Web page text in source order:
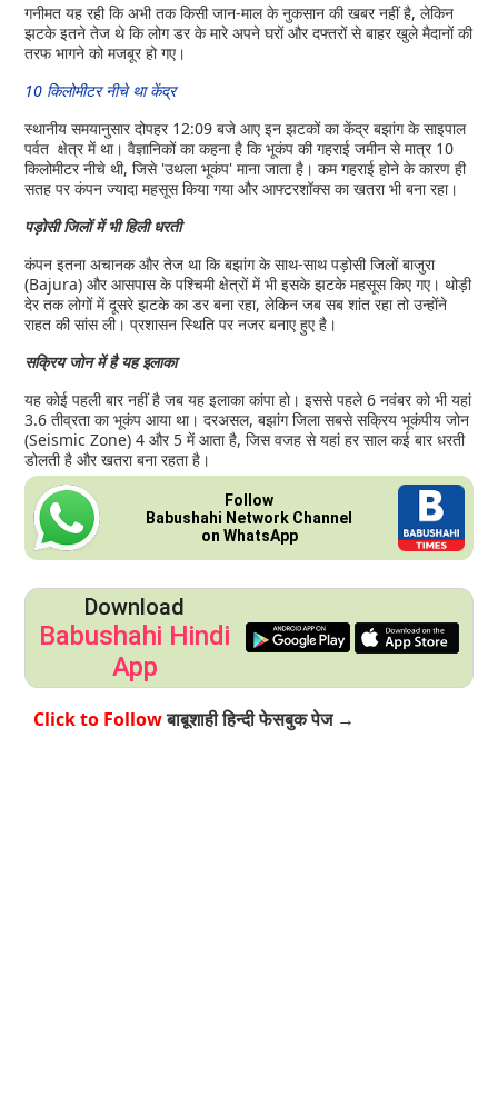
गनीमत यह रही कि अभी तक किसी जान-माल के नुकसान की खबर नहीं है, लेकिन
झटके इतने तेज थे कि लोग डर के मारे अपने घरों और दफ्तरों से बाहर खुले मैदानों की
तरफ भागने को मजबूर हो गए।
10 किलोमीटर नीचे था केंद्र
स्थानीय समयानुसार दोपहर 12:09 बजे आए इन झटकों का केंद्र बझांग के साइपाल
पर्वत क्षेत्र में था। वैज्ञानिकों का कहना है कि भूकंप की गहराई जमीन से मात्र 10
किलोमीटर नीचे थी, जिसे 'उथला भूकंप' माना जाता है। कम गहराई होने के कारण ही
सतह पर कंपन ज्यादा महसूस किया गया और आफ्टरशॉक्स का खतरा भी बना रहा।
पड़ोसी जिलों में भी हिली धरती
कंपन इतना अचानक और तेज था कि बझांग के साथ-साथ पड़ोसी जिलों बाजुरा
(Bajura) और आसपास के पश्चिमी क्षेत्रों में भी इसके झटके महसूस किए गए। थोड़ी
देर तक लोगों में दूसरे झटके का डर बना रहा, लेकिन जब सब शांत रहा तो उन्होंने
राहत की सांस ली। प्रशासन स्थिति पर नजर बनाए हुए है।
सक्रिय जोन में है यह इलाका
यह कोई पहली बार नहीं है जब यह इलाका कांपा हो। इससे पहले 6 नवंबर को भी यहां
3.6 तीव्रता का भूकंप आया था। दरअसल, बझांग जिला सबसे सक्रिय भूकंपीय जोन
(Seismic Zone) 4 और 5 में आता है, जिस वजह से यहां हर साल कई बार धरती
डोलती है और खतरा बना रहता है।
Follow
Babushahi Network Channel
on WhatsApp
Download
Babushahi Hindi
App
Click to Followबाबूशाही हिन्दी फेसबुक पेज →